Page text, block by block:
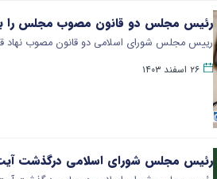
رئیس مجلس دو قانون مصوب مجلس را
رییس مجلس شورای اسلامی دو قانون مصوب نهاد
۲۶ اسفند ۱۴۰۳
رئیس مجلس شورای اسلامی درگذشت آیت